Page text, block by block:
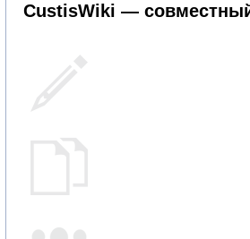
CustisWiki —